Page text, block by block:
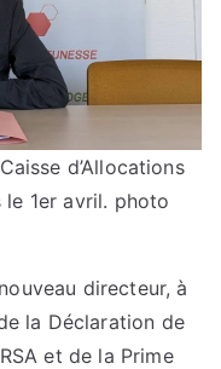
d’Allocations
1er avril. photo
directeur, à
la Déclaration de
et de la Prime